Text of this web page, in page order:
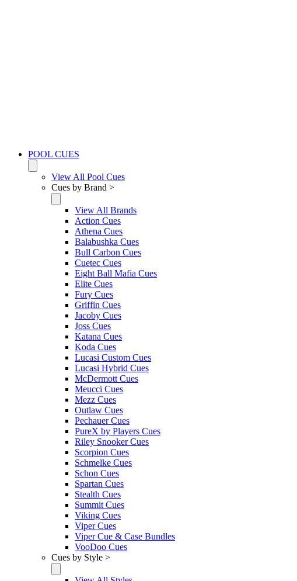
POOL CUES
View All Pool Cues
Cues by Brand >
View All Brands
Action Cues
Athena Cues
Balabushka Cues
Bull Carbon Cues
Cuetec Cues
Eight Ball Mafia Cues
Elite Cues
Fury Cues
Griffin Cues
Jacoby Cues
Joss Cues
Katana Cues
Koda Cues
Lucasi Custom Cues
Lucasi Hybrid Cues
McDermott Cues
Meucci Cues
Mezz Cues
Outlaw Cues
Pechauer Cues
PureX by Players Cues
Riley Snooker Cues
Scorpion Cues
Schmelke Cues
Schon Cues
Spartan Cues
Stealth Cues
Summit Cues
Viking Cues
Viper Cues
Viper Cue & Case Bundles
VooDoo Cues
Cues by Style >